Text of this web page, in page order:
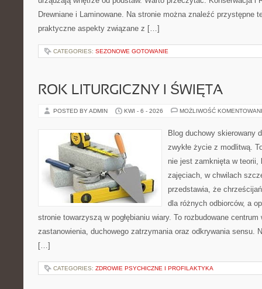
Drewniane i Laminowane. Na stronie można znaleźć przystępne
praktyczne aspekty związane z […]
CATEGORIES: SEZONOWE GOTOWANIE
ROK LITURGICZNY I ŚWIĘTA
POSTED BY ADMIN KWI - 6 - 2026 MOŻLIWOŚĆ
Blog duchowy skierowany
zwykłe życie z modlitwą.
nie jest zamknięta w teorii,
zajęciach, w chwilach
przedstawia, że
dla różnych odbiorców, a
stronie towarzyszą w pogłębianiu wiary. To rozbudowane
zastanowienia, duchowego zatrzymania oraz odkrywania sensu.
[…]
CATEGORIES: ZDROWIE PSYCHICZNE I PROFILAKTYKA